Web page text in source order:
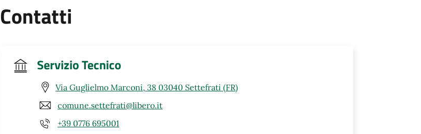
Contatti
Servizio Tecnico
Via Guglielmo Marconi, 38 03040 Settefrati (FR)
comune.settefrati@libero.it
+39 0776 695001